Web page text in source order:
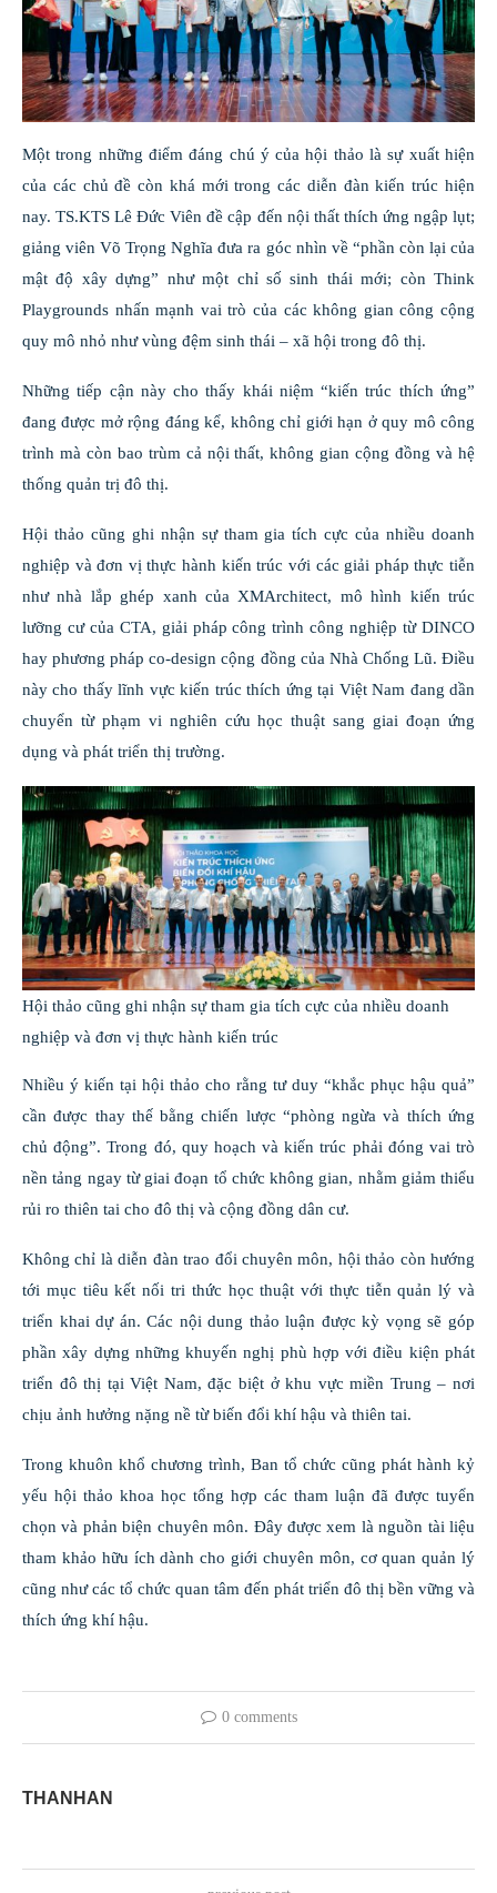
Một trong những điểm đáng chú ý của hội thảo là sự xuất hiện
của các chủ đề còn khá mới trong các diễn đàn kiến trúc hiện
nay. TS.KTS Lê Đức Viên đề cập đến nội thất thích ứng ngập lụt;
giảng viên Võ Trọng Nghĩa đưa ra góc nhìn về “phần còn lại của
mật độ xây dựng” như một chỉ số sinh thái mới; còn Think
Playgrounds nhấn mạnh vai trò của các không gian công cộng
quy mô nhỏ như vùng đệm sinh thái – xã hội trong đô thị.
Những tiếp cận này cho thấy khái niệm “kiến trúc thích ứng”
đang được mở rộng đáng kể, không chỉ giới hạn ở quy mô công
trình mà còn bao trùm cả nội thất, không gian cộng đồng và hệ
thống quản trị đô thị.
Hội thảo cũng ghi nhận sự tham gia tích cực của nhiều doanh
nghiệp và đơn vị thực hành kiến trúc với các giải pháp thực tiễn
như nhà lắp ghép xanh của XMArchitect, mô hình kiến trúc
lưỡng cư của CTA, giải pháp công trình công nghiệp từ DINCO
hay phương pháp co-design cộng đồng của Nhà Chống Lũ. Điều
này cho thấy lĩnh vực kiến trúc thích ứng tại Việt Nam đang dần
chuyển từ phạm vi nghiên cứu học thuật sang giai đoạn ứng
dụng và phát triển thị trường.
Hội thảo cũng ghi nhận sự tham gia tích cực của nhiều doanh
nghiệp và đơn vị thực hành kiến trúc
Nhiều ý kiến tại hội thảo cho rằng tư duy “khắc phục hậu quả”
cần được thay thế bằng chiến lược “phòng ngừa và thích ứng
chủ động”. Trong đó, quy hoạch và kiến trúc phải đóng vai trò
nền tảng ngay từ giai đoạn tổ chức không gian, nhằm giảm thiểu
rủi ro thiên tai cho đô thị và cộng đồng dân cư.
Không chỉ là diễn đàn trao đổi chuyên môn, hội thảo còn hướng
tới mục tiêu kết nối tri thức học thuật với thực tiễn quản lý và
triển khai dự án. Các nội dung thảo luận được kỳ vọng sẽ góp
phần xây dựng những khuyến nghị phù hợp với điều kiện phát
triển đô thị tại Việt Nam, đặc biệt ở khu vực miền Trung – nơi
chịu ảnh hưởng nặng nề từ biến đổi khí hậu và thiên tai.
Trong khuôn khổ chương trình, Ban tổ chức cũng phát hành kỷ
yếu hội thảo khoa học tổng hợp các tham luận đã được tuyển
chọn và phản biện chuyên môn. Đây được xem là nguồn tài liệu
tham khảo hữu ích dành cho giới chuyên môn, cơ quan quản lý
cũng như các tổ chức quan tâm đến phát triển đô thị bền vững và
thích ứng khí hậu.
0 comments
THANHAN